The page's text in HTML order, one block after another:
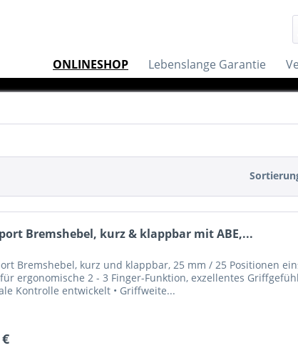
ONLINESHOP Lebenslange Garantie
Bremshebel, kurz & klappbar mit ABE,...
Bremshebel, kurz und klappbar, 25 mm / 25 Positionen
ergonomische 2 - 3 Finger-Funktion, exzellentes
Kontrolle entwickelt • Griffweite...